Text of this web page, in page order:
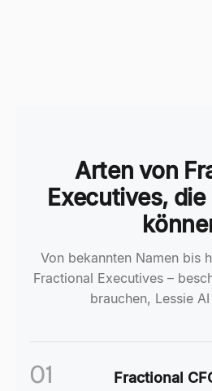
Arten von
Executives,
Von bekannten Namen bis
Fractional Executives –
brauchen, Lessie
01 Fractional